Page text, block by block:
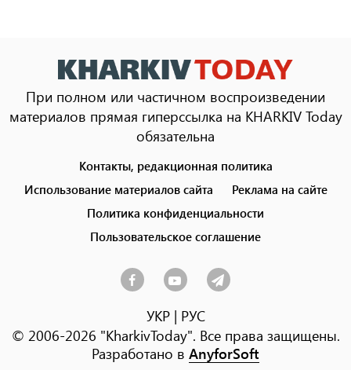
При полном или частичном воспроизведении
материалов прямая гиперссылка на KHARKIV Today
обязательна
menu
Контакты, редакционная политика
Использование материалов сайта
Реклама на сайте
Политика конфиденциальности
Пользовательское соглашение
УКР| РУС
© 2006-2026 "KharkivToday". Все права защищены.
Разработано в AnyforSoft